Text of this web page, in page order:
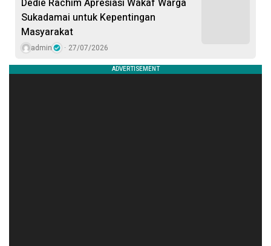
Dedie Rachim Apresiasi Wakaf Warga
Sukadamai untuk Kepentingan
Masyarakat
admin 27/07/2026